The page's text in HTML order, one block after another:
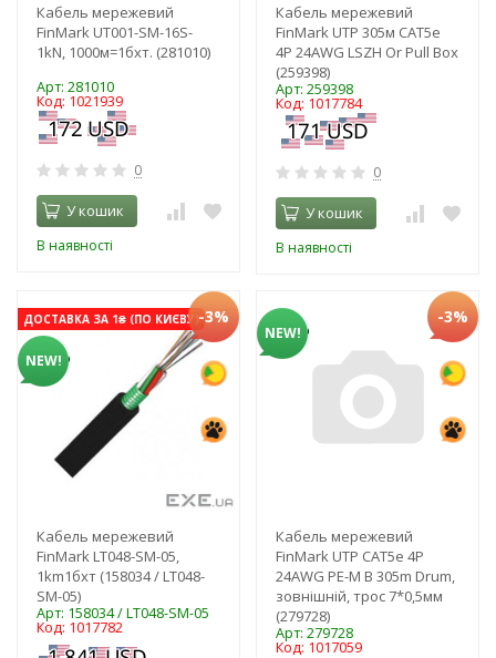
Кабель мережевий
FinMark UT001-SM-16S-
1kN, 1000м=1бхт. (281010)
Арт: 281010
Код: 1021939
0
У кошик
В наявності
Кабель мережевий
FinMark UTP 305м CAT5e
4P 24AWG LSZH Or Pull Box
(259398)
Арт: 259398
Код: 1017784
0
У кошик
В наявності
ДОСТАВКА ЗА 1₴ (ПО КИЄВУ)
NEW!
-3%
Кабель мережевий
FinMark LT048-SM-05,
1km1бхт (158034 / LT048-
SM-05)
Арт: 158034 / LT048-SM-05
Код: 1017782
NEW!
-3%
Кабель мережевий
FinMark UTP CAT5e 4P
24AWG PE-M B 305m Drum,
зовнішній, трос 7*0,5мм
(279728)
Арт: 279728
Код: 1017059